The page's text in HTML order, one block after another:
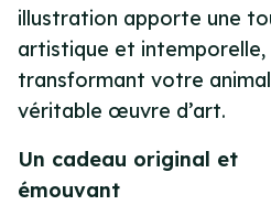
illustration apporte une
artistique et intemporelle,
transformant votre
véritable œuvre d’art.
Un cadeau original et
émouvant